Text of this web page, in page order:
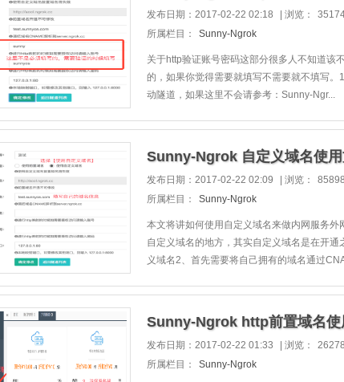
发布日期：2017-02-22 02:18 浏览：
所属栏目：
Sunny-Ngrok
关于http验证账号密码这部分很多人不知道该
的，如果你觉得需要就填写不需要就不填写
动隧道，如果这里不会请参考：Sunny-Ngr...
Sunny-Ngrok 自定义域名使
发布日期：2017-02-22 02:09 浏览： 85898
所属栏目：
Sunny-Ngrok
本文将讲如何使用自定义域名来做内网服务
自定义域名的地方，其实自定义域名是在开
义域名2、首先需要将自己拥有的域名通过
Sunny-Ngrok http前置域名使
发布日期：2017-02-22 01:33 浏览：
所属栏目：
Sunny-Ngrok